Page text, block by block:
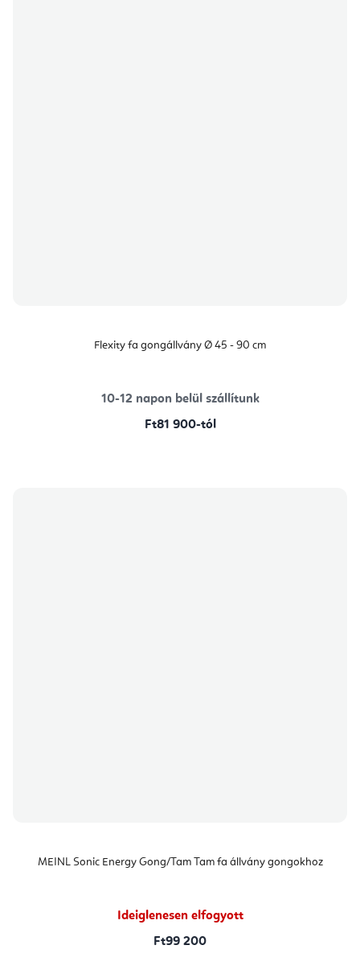
Flexity fa gongállvány Ø 45 - 90 cm
10-12 napon belül szállítunk
Ft81 900-tól
MEINL Sonic Energy Gong/Tam Tam fa állvány gongokhoz
Ideiglenesen elfogyott
Ft99 200